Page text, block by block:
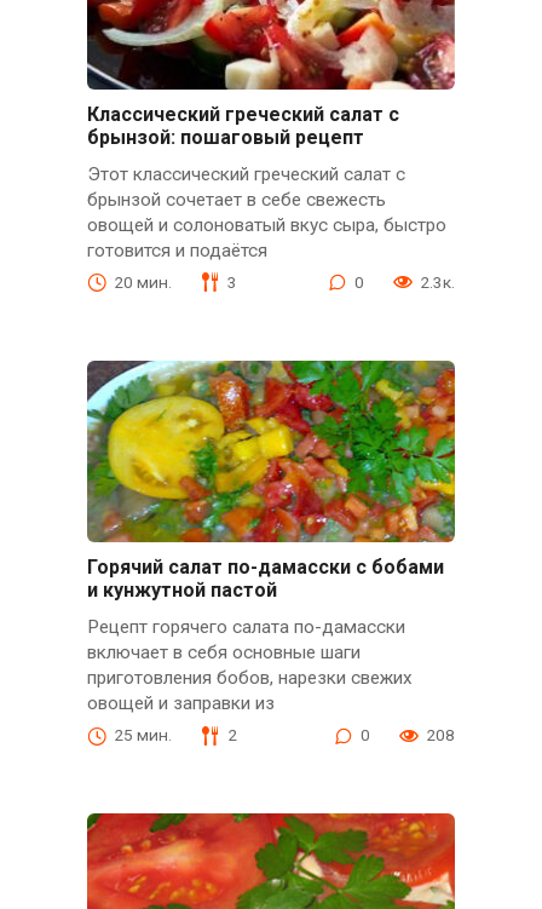
Классический греческий салат с
брынзой: пошаговый рецепт
Этот классический греческий салат с
брынзой сочетает в себе свежесть
овощей и солоноватый вкус сыра, быстро
готовится и подаётся
20 мин. 3 0 2.3к.
Горячий салат по-дамасски с бобами
и кунжутной пастой
Рецепт горячего салата по-дамасски
включает в себя основные шаги
приготовления бобов, нарезки свежих
овощей и заправки из
25 мин. 2 0 208